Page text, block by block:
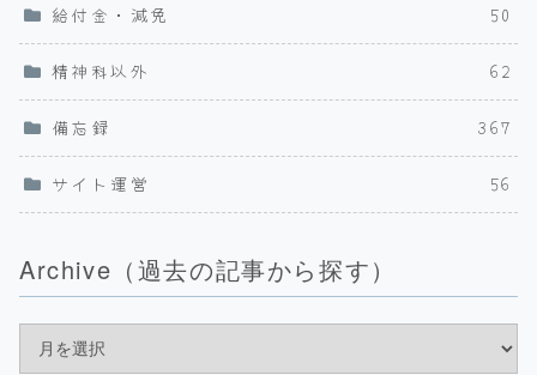
給付金・減免 50
精神科以外 62
備忘録 367
サイト運営 56
Archive（過去の記事から探す）